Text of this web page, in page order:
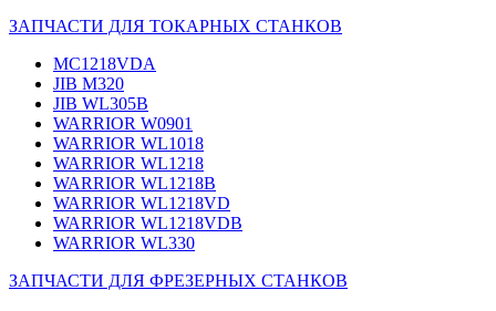
ЗАПЧАСТИ ДЛЯ ТОКАРНЫХ СТАНКОВ
MC1218VDA
JIB M320
JIB WL305B
WARRIOR W0901
WARRIOR WL1018
WARRIOR WL1218
WARRIOR WL1218B
WARRIOR WL1218VD
WARRIOR WL1218VDB
WARRIOR WL330
ЗАПЧАСТИ ДЛЯ ФРЕЗЕРНЫХ СТАНКОВ